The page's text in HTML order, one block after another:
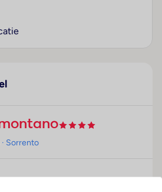
· Sorrento
onderscheidt zich het